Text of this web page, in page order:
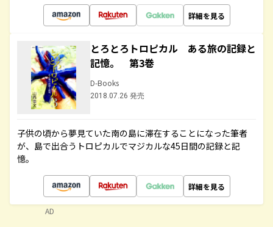
詳細を見る
とろとろトロピカル ある旅の記録と
記憶。 第3巻
D-Books
2018.07.26 発売
子供の頃から夢見ていた南の島に滞在することになった筆者
が、島で出合うトロピカルでマジカルな45日間の記録と記
憶。
詳細を見る
AD